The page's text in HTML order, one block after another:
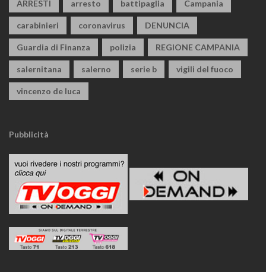
ARRESTI arresto battipaglia Campania
carabinieri coronavirus DENUNCIA
Guardia di Finanza polizia REGIONE CAMPANIA
salernitana salerno serie b vigili del fuoco
vincenzo de luca
Pubblicità